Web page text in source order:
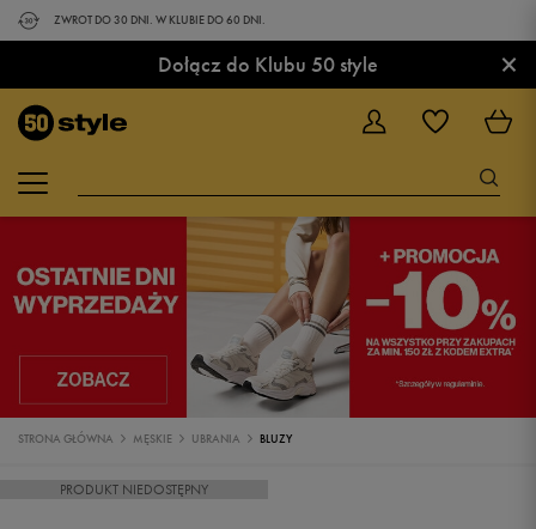
ZWROT DO 30 DNI. W KLUBIE DO 60 DNI.
Dołącz do Klubu 50 style ×
STRONA GŁÓWNA MĘSKIE UBRANIA BLUZY
PRODUKT NIEDOSTĘPNY